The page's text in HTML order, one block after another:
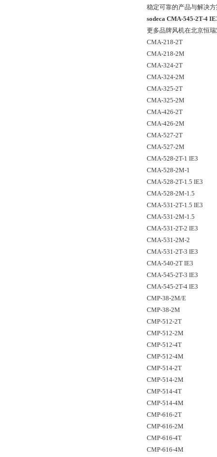
稳定可靠的产品与解决
sodeca CMA-545-2T-4
更多品牌风机在北京恒
CMA-218-2T
CMA-218-2M
CMA-324-2T
CMA-324-2M
CMA-325-2T
CMA-325-2M
CMA-426-2T
CMA-426-2M
CMA-527-2T
CMA-527-2M
CMA-528-2T-1 IE3
CMA-528-2M-1
CMA-528-2T-1.5 IE3
CMA-528-2M-1.5
CMA-531-2T-1.5 IE3
CMA-531-2M-1.5
CMA-531-2T-2 IE3
CMA-531-2M-2
CMA-531-2T-3 IE3
CMA-540-2T IE3
CMA-545-2T-3 IE3
CMA-545-2T-4 IE3
CMP-38-2M/E
CMP-38-2M
CMP-512-2T
CMP-512-2M
CMP-512-4T
CMP-512-4M
CMP-514-2T
CMP-514-2M
CMP-514-4T
CMP-514-4M
CMP-616-2T
CMP-616-2M
CMP-616-4T
CMP-616-4M